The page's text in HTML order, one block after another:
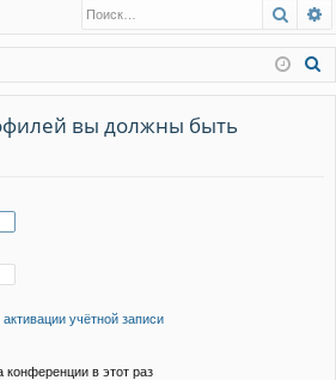
д
г
ис
тр
вы должны быть
учётной записи
в этот раз